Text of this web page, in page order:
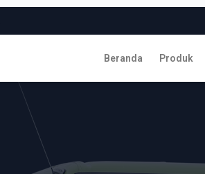
Beranda Produk